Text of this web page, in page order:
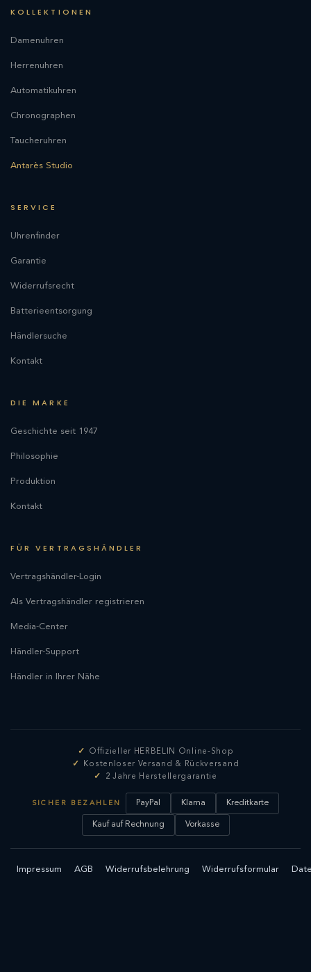
KOLLEKTIONEN
Damenuhren
Herrenuhren
Automatikuhren
Chronographen
Taucheruhren
Antarès Studio
SERVICE
Uhrenfinder
Garantie
Widerrufsrecht
Batterieentsorgung
Händlersuche
Kontakt
DIE MARKE
Geschichte seit 1947
Philosophie
Produktion
Kontakt
FÜR VERTRAGSHÄNDLER
Vertragshändler-Login
Als Vertragshändler registrieren
Media-Center
Händler-Support
Händler in Ihrer Nähe
Offizieller HERBELIN Online-Shop
Kostenloser Versand & Rückversand
2 Jahre Herstellergarantie
SICHER BEZAHLEN PayPal Klarna Kreditkarte
Kauf auf Rechnung Vorkasse
Impressum AGB Widerrufsbelehrung Widerrufsformular